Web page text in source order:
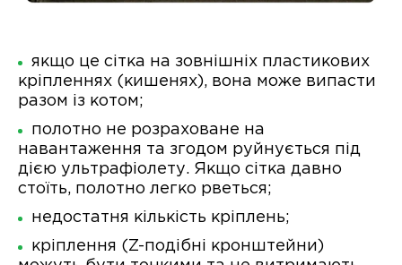
якщо це сітка на зовнішніх пластикових
кріпленнях (кишенях), вона може випасти
разом із котом;
полотно не розраховане на
навантаження та згодом руйнується під
дією ультрафіолету. Якщо сітка давно
стоїть, полотно легко рветься;
недостатня кількість кріплень;
кріплення (Z-подібні кронштейни)